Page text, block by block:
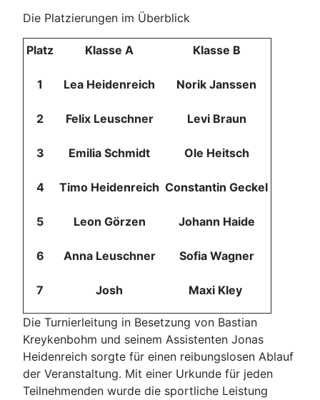
Die Platzierungen im Überblick
Platz Klasse A Klasse B
1 Lea Heidenreich Norik Janssen
2 Felix Leuschner Levi Braun
3 Emilia Schmidt Ole Heitsch
4 Timo Heidenreich Constantin Geckel
5 Leon Görzen Johann Haide
6 Anna Leuschner Sofia Wagner
7 Josh Maxi Kley
Die Turnierleitung in Besetzung von Bastian
Kreykenbohm und seinem Assistenten Jonas
Heidenreich sorgte für einen reibungslosen Ablauf
der Veranstaltung. Mit einer Urkunde für jeden
Teilnehmenden wurde die sportliche Leistung